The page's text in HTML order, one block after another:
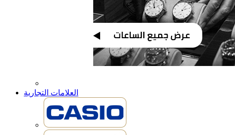
العلامات التجارية